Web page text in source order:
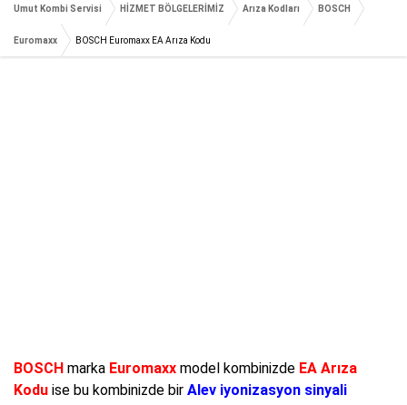
Umut Kombi Servisi HİZMET BÖLGELERİMİZ Arıza Kodları BOSCH
Euromaxx BOSCH Euromaxx EA Arıza Kodu
BOSCH marka Euromaxx model kombinizde EA Arıza
Kodu ise bu kombinizde bir Alev iyonizasyon sinyali